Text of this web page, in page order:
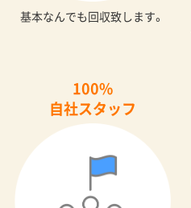
基本なんでも回収致します。
100%
自社スタッフ